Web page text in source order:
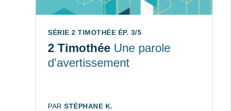
SÉRIE 2 TIMOTHÉE ÉP. 3/5
2 Timothée Une parole
d'avertissement
AUTEUR:
PAR STÉPHANE K.